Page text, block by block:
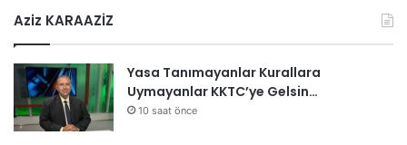
o
Aziz KARAAZİZ
Yasa Tanımayanlar Kurallara
Uymayanlar KKTC’ye Gelsin…
10 saat önce